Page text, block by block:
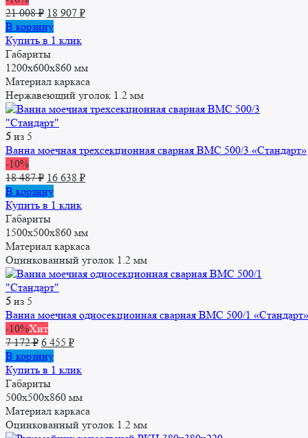
21 008₽ Первоначальная
цена
составляла
21
008 ₽.
18 907 ₽Текущая
В корзину
Купить в 1 клик
Габариты
1200х600х860 мм
Материал каркаса
Нержавеющий уголок 1.2 мм
5 из 5
Ванна моечная трехсекционная сварная ВМС 500/3 «Стандарт»
-10%
18 487₽ Первоначальная
цена
составляла
18
487 ₽.
16 638 ₽Текущая
В корзину
Купить в 1 клик
Габариты
1500x500x860 мм
Материал каркаса
Оцинкованный уголок 1.2 мм
5 из 5
Ванна моечная односекционная сварная ВМC 500/1 «Стандарт»
-10%Хит
7 172₽ Первоначальная
цена
составляла
7
172 ₽.
6 455 ₽Текущая
6
В корзину
Купить в 1 клик
Габариты
500x500x860 мм
Материал каркаса
Оцинкованный уголок 1.2 мм